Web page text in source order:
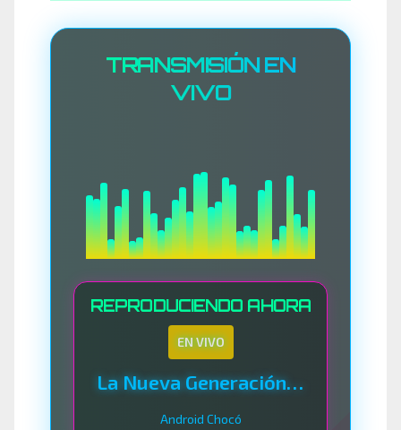
TRANSMISIÓN EN
VIVO
REPRODUCIENDO AHORA
EN VIVO
La Nueva Generación Del Sistema
Android Chocó